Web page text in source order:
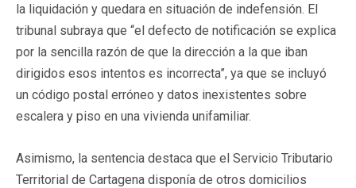
la liquidación y quedara en situación de indefensión. El
tribunal subraya que “el defecto de notificación se explica
por la sencilla razón de que la dirección a la que iban
dirigidos esos intentos es incorrecta”, ya que se incluyó
un código postal erróneo y datos inexistentes sobre
escalera y piso en una vivienda unifamiliar.
Asimismo, la sentencia destaca que el Servicio Tributario
Territorial de Cartagena disponía de otros domicilios